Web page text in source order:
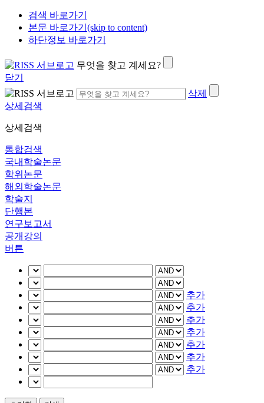
검색 바로가기
본문 바로가기(skip to content)
하단정보 바로가기
무엇을 찾고 계세요?
닫기
삭제
상세검색
상세검색
통합검색
국내학술논문
학위논문
해외학술논문
학술지
단행본
연구보고서
공개강의
버튼
추가
추가
추가
추가
추가
추가
추가